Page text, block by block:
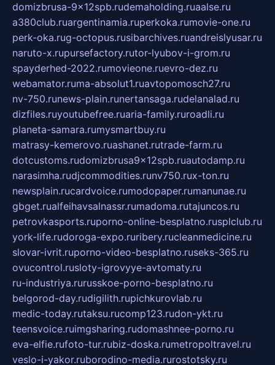
domizbrusa-9x12spb.rudemaholding.ruaalse.ru
a380club.ruargentinamia.ruperkoka.rumovie-one.ru
perk-oka.rug-octopus.rusibarchives.ruandreislyusar.ru
naruto-x.rupursefactory.rutor-lyubov-i-grom.ru
spayderhed-2022.rumovieone.ruevro-dez.ru
webamator.ruma-absolut1.ruavtopomosch27.ru
nv-750.runews-plain.runertansaga.rudelanalad.ru
dizfiles.ruyoutubefree.ruaria-family.ruroadli.ru
planeta-samara.rumysmartbuy.ru
matrasy-kemerovo.ruashanet.rutrade-farm.ru
dotcustoms.rudomizbrusa9x12spb.ruautodamp.ru
narasimha.rudjcommodities.runv750.rux-ton.ru
newsplain.rucardvoice.rumodopaper.rumanunae.ru
gbget.rualfeihavsalnassr.rumadoma.rutajuncos.ru
petrovkasports.ruporno-online-besplatno.rusplclub.ru
york-life.rudoroga-expo.ruribery.rucleanmedicine.ru
slovar-ivrit.ruporno-video-besplatno.ruseks-365.ru
ovucontrol.rusloty-igrovyye-avtomaty.ru
ru-industriya.rurusskoe-porno-besplatno.ru
belgorod-day.rudigilith.rupichkurovlab.ru
medic-today.rutaksu.rucomp123.rudon-ykt.ru
teensvoice.ruimgsharing.rudomashnee-porno.ru
eva-elfie.rufoto-tur.rubiz-doska.rumetropoltravel.ru
veslo-i-yakor.ruborodino-media.rurostotsky.ru